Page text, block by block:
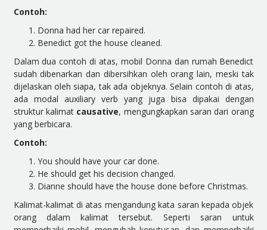
Contoh:
Donna had her car repaired.
Benedict got the house cleaned.
Dalam dua contoh di atas, mobil Donna dan rumah Benedict
sudah dibenarkan dan dibersihkan oleh orang lain, meski tak
dijelaskan oleh siapa, tak ada objeknya. Selain contoh di atas,
ada modal auxiliary verb yang juga bisa dipakai dengan
struktur kalimat causative, mengungkapkan saran dari orang
yang berbicara.
Contoh:
You should have your car done.
He should get his decision changed.
Dianne should have the house done before Christmas.
Kalimat-kalimat di atas mengandung kata saran kepada objek
orang dalam kalimat tersebut. Seperti saran untuk